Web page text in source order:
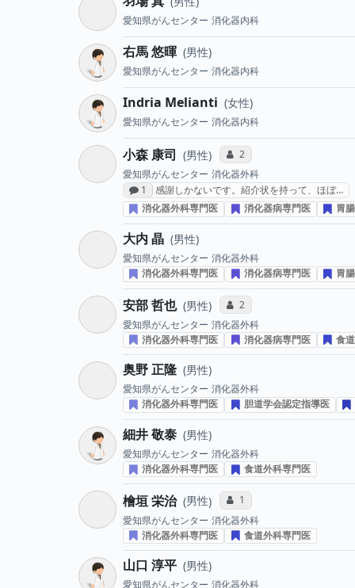
愛知県がんセンター 消化器内科
右馬 悠暉 男性
愛知県がんセンター 消化器内科
Indria Melianti 女性
愛知県がんセンター 消化器内科
小森 康司 男性 コミュニケーション・タイプ
2
愛知県がんセンター 消化器外科
感想投稿数
1
感謝しかないです。紹介状を持って、ほぼ…
消化器外科専門医
消化器病専門医 胃
大内 晶 男性
愛知県がんセンター 消化器外科
消化器外科専門医
消化器病専門医 胃
安部 哲也 男性 コミュニケーション・タイプ
2
愛知県がんセンター 消化器外科
消化器外科専門医
消化器病専門医 食
奥野 正隆 男性
愛知県がんセンター 消化器外科
消化器外科専門医
胆道学会認定指導医
細井 敬泰 男性
愛知県がんセンター 消化器外科
消化器外科専門医
食道外科専門医
檜垣 栄治 男性 コミュニケーション・タイプ
1
愛知県がんセンター 消化器外科
消化器外科専門医
食道外科専門医
山口 淳平 男性
愛知県がんセンター 消化器外科